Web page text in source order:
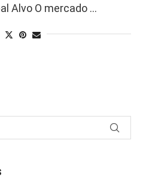
Alvo O mercado …